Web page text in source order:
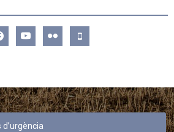
youtube flickr mobile